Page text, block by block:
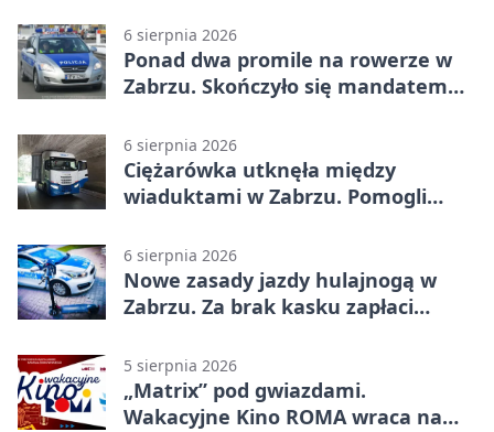
6 sierpnia 2026
Ponad dwa promile na rowerze w
Zabrzu. Skończyło się mandatem
6 sierpnia 2026
Ciężarówka utknęła między
wiaduktami w Zabrzu. Pomogli
6 sierpnia 2026
Nowe zasady jazdy hulajnogą w
Zabrzu. Za brak kasku zapłaci
5 sierpnia 2026
„Matrix” pod gwiazdami.
Wakacyjne Kino ROMA wraca na